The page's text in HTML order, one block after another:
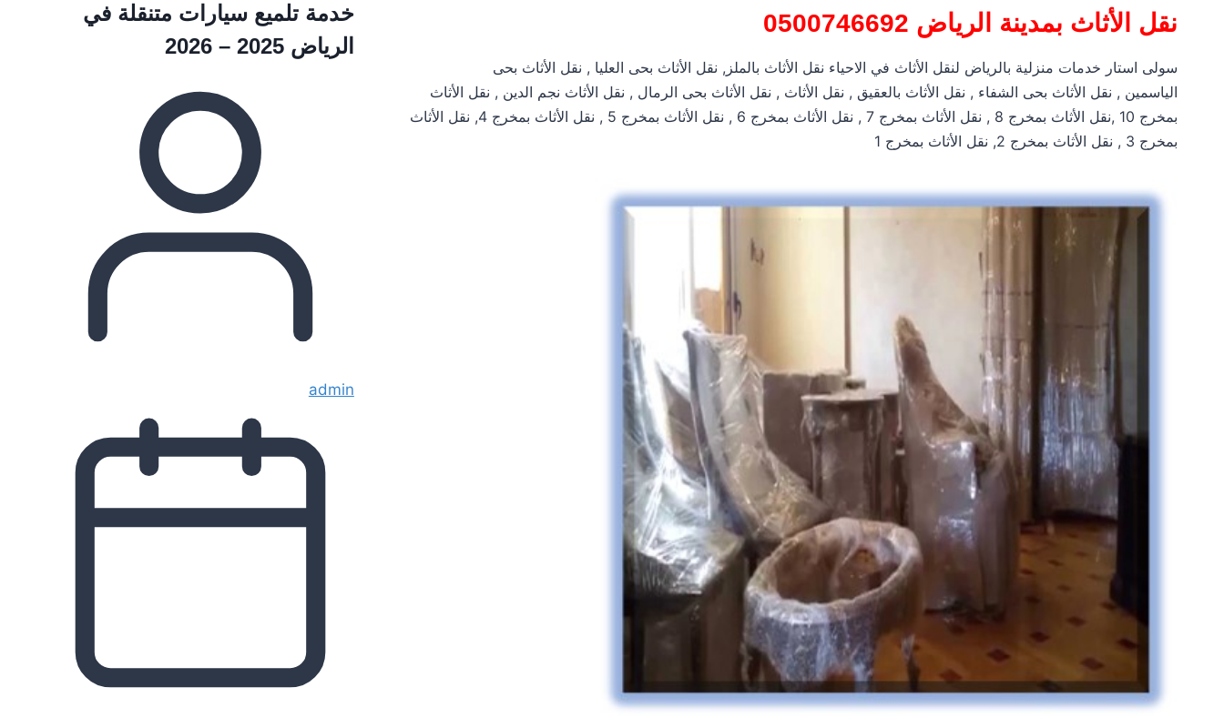
نقل الأثاث بمدينة الرياض 0500746692
سولى استار خدمات منزلية بالرياض لنقل الأثاث في الاحياء نقل الأثاث بالملز, نقل الأثاث بحى العليا , نقل الأثاث بحى
الياسمين , نقل الأثاث بحى الشفاء , نقل الأثاث بالعقيق , نقل الأثاث , نقل الأثاث بحى الرمال , نقل الأثاث نجم الدين , نقل الأثاث
بمخرج 10 ,نقل الأثاث بمخرج 8 , نقل الأثاث بمخرج 7 , نقل الأثاث بمخرج 6 , نقل الأثاث بمخرج 5 , نقل الأثاث بمخرج 4, نقل الأثاث
بمخرج 3 , نقل الأثاث بمخرج 2, نقل الأثاث بمخرج 1
خدمة تلميع سيارات متنقلة في
الرياض 2025 – 2026
admin